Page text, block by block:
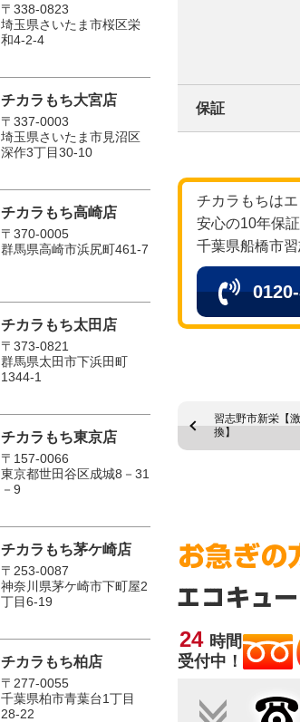
保証
チカラもちは
安心の10年保
千葉県船橋市
習志野市新栄【
換】
24 時間
受付中！
〒338-0823
埼玉県さいたま市桜区栄
和4-2-4
チカラもち大宮店
〒337-0003
埼玉県さいたま市見沼区
深作3丁目30-10
チカラもち高崎店
〒370-0005
群馬県高崎市浜尻町461-7
チカラもち太田店
〒373-0821
群馬県太田市下浜田町
1344-1
チカラもち東京店
〒157-0066
東京都世田谷区成城8－31
－9
チカラもち茅ケ崎店
〒253-0087
神奈川県茅ケ崎市下町屋2
丁目6-19
チカラもち柏店
〒277-0055
千葉県柏市青葉台1丁目
28-22